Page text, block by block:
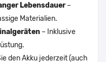
Lebensdauer–
Materialien.
– Inklusive
den Akku jederzeit (auch